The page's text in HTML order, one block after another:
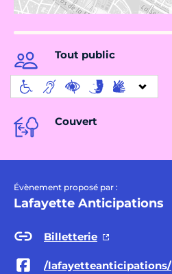
Tout public
Couvert
Évènement proposé par :
Lafayette Anticipations
Billetterie
/lafayetteanticipations/